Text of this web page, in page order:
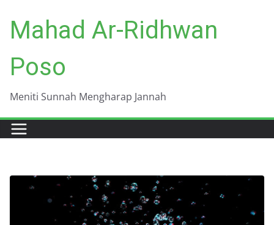
content
Mahad Ar-Ridhwan
Poso
Meniti Sunnah Mengharap Jannah